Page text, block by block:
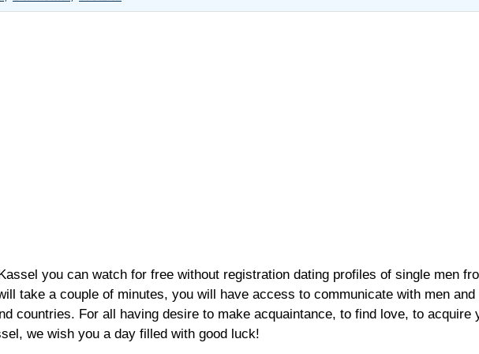
you can watch for free without registration dating profiles of single men
take a couple of minutes, you will have access to communicate with men and
countries. For all having desire to make acquaintance, to find love, to acquire
we wish you a day filled with good luck!